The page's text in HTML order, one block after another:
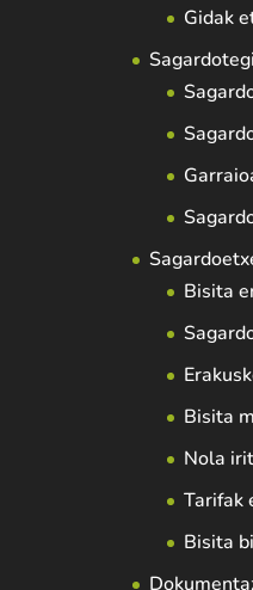
Gidak
Bisita
Bisita
Nola
Tarifak
Bisita